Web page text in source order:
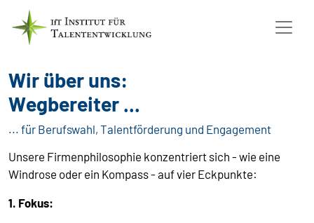
Wir über uns:
Wegbereiter ...
... für Berufswahl, Talentförderung und Engagement
Unsere Firmenphilosophie konzentriert sich - wie eine
Windrose oder ein Kompass - auf vier Eckpunkte:
1. Fokus: